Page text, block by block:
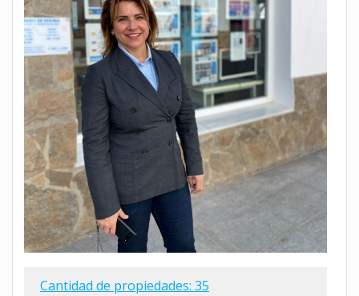
Cantidad de propiedades: 35